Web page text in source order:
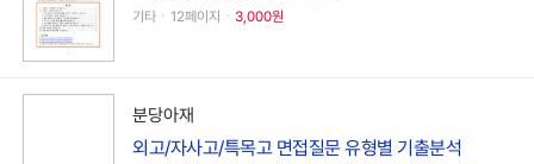
기타ㆍ12페이지ㆍ 3,000원
분당아재
외고/자사고/특목고 면접질문 유형별 기출분석